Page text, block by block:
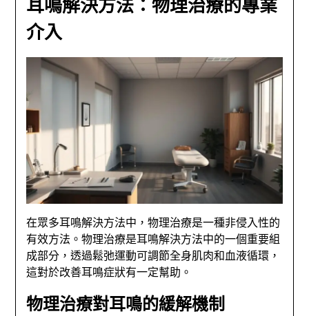
耳鳴解決方法：物理治療的專業
介入
在眾多耳鳴解決方法中，物理治療是一種非侵入性的
有效方法。物理治療是耳鳴解決方法中的一個重要組
成部分，透過鬆弛運動可調節全身肌肉和血液循環，
這對於改善耳鳴症狀有一定幫助。
物理治療對耳鳴的緩解機制